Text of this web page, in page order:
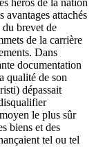
héros de la nation
avantages attachés
du brevet de
de la carrière
Dans
documentation
qualité de son
) dépassait
le plus sûr
biens et des
tel ou tel